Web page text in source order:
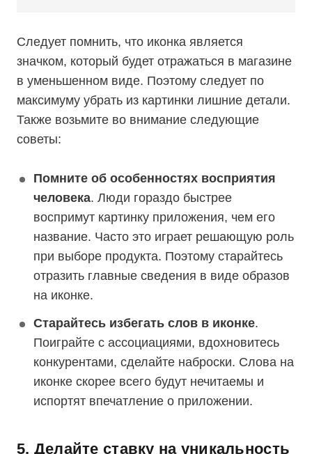
Следует помнить, что иконка является
значком, который будет отражаться в магазине
в уменьшенном виде. Поэтому следует по
максимуму убрать из картинки лишние детали.
Также возьмите во внимание следующие
советы:
Помните об особенностях восприятия
человека. Люди гораздо быстрее
воспримут картинку приложения, чем его
название. Часто это играет решающую роль
при выборе продукта. Поэтому старайтесь
отразить главные сведения в виде образов
на иконке.
Старайтесь избегать слов в иконке.
Поиграйте с ассоциациями, вдохновитесь
конкурентами, сделайте наброски. Слова на
иконке скорее всего будут нечитаемы и
испортят впечатление о приложении.
5. Делайте ставку на уникальность